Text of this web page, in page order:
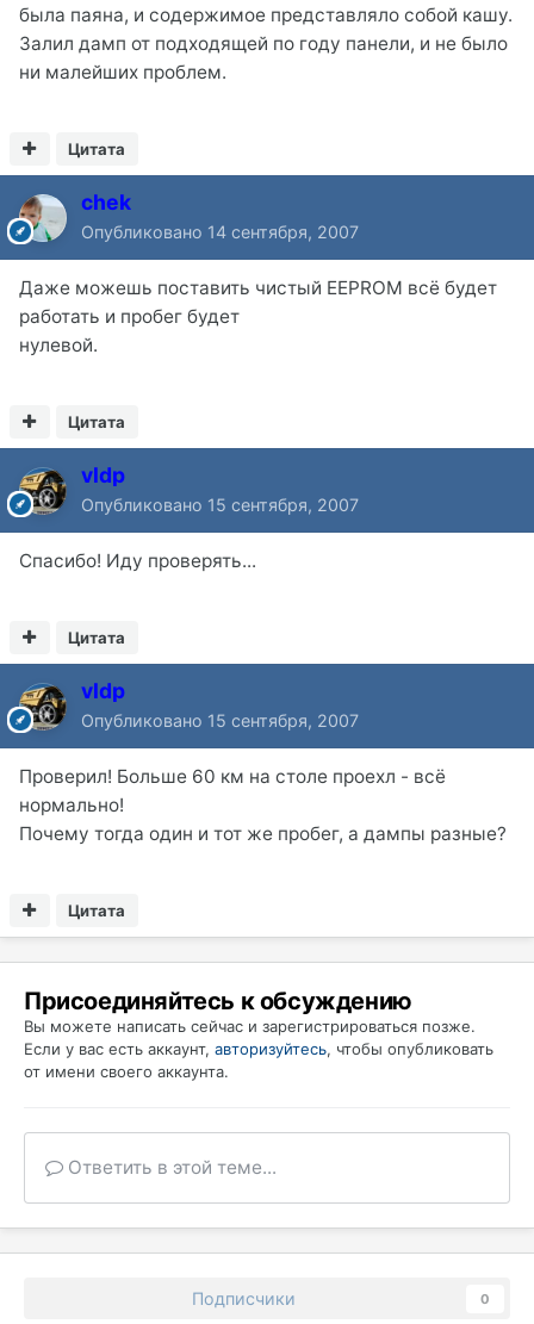
была паяна, и содержимое представляло собой кашу.
Залил дамп от подходящей по году панели, и не было
ни малейших проблем.
Цитата
chek
Опубликовано 14 сентября, 2007
Даже можешь поставить чистый EEPROM всё будет
работать и пробег будет
нулевой.
Цитата
vldp
Опубликовано 15 сентября, 2007
Спасибо! Иду проверять...
Цитата
vldp
Опубликовано 15 сентября, 2007
Проверил! Больше 60 км на столе проехл - всё
нормально!
Почему тогда один и тот же пробег, а дампы разные?
Цитата
Присоединяйтесь к обсуждению
Вы можете написать сейчас и зарегистрироваться позже.
Если у вас есть аккаунт, авторизуйтесь, чтобы опубликовать
от имени своего аккаунта.
Ответить в этой теме...
Подписчики 0